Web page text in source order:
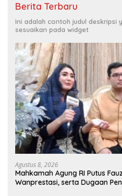
Berita Terbaru
Ini adalah contoh judul deskripsi
sesuaikan pada widget
Agustus 8, 2026
Mahkamah Agung RI Putus
Wanprestasi, serta Dugaan